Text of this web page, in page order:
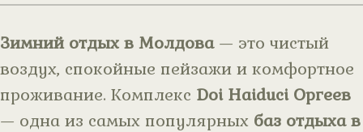
Зимний отдых в Молдова— это чистый
воздух, спокойные пейзажи и комфортное
проживание. Комплекс Doi Haiduci Оргеев
— одна из самых популярных баз отдыха в